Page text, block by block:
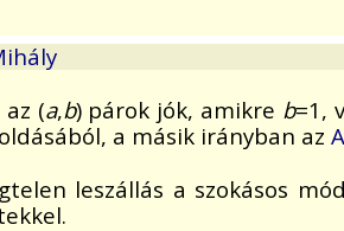
az (a,b) párok jók, amikre b=1,
a másik irányban az
leszállás a szokásos